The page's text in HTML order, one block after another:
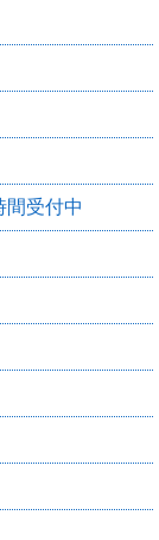
間受付中